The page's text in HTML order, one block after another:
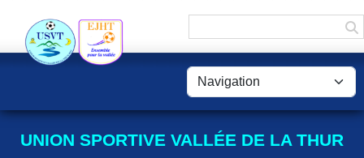
UNION SPORTIVE VALLÉE DE LA THUR